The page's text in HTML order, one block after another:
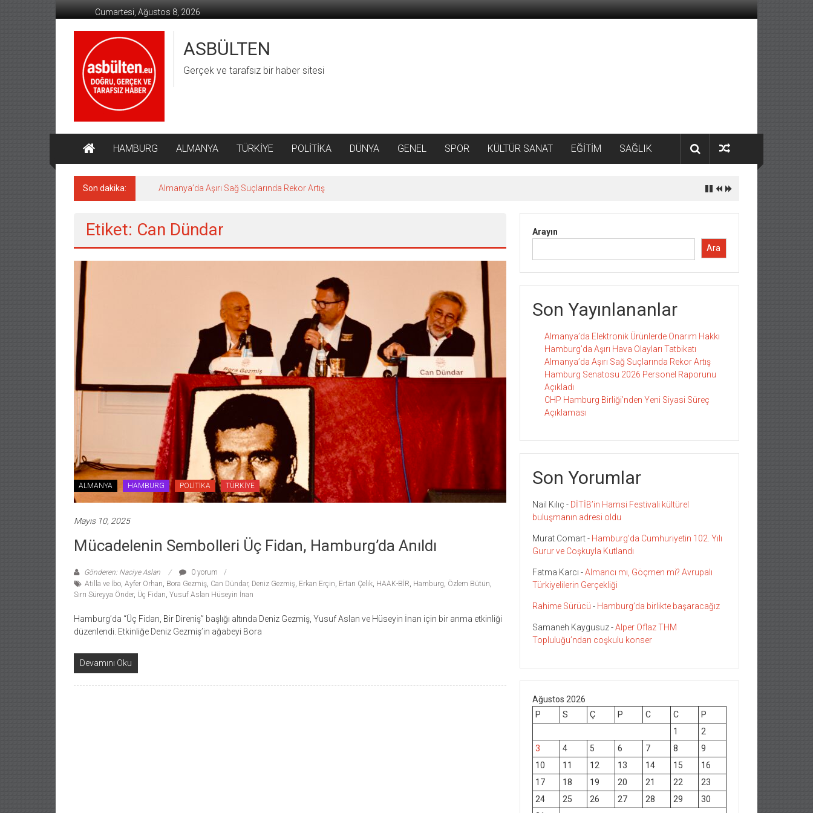
geç
Cumartesi, Ağustos 8, 2026
ASBÜLTEN
Gerçek ve tarafsız bir haber sitesi
HAMBURG ALMANYA TÜRKİYE POLİTİKA DÜNYA GENEL SPOR KÜLTÜR SANAT EĞİTİM SAĞLIK
Son dakika: Almanya’da Aşırı Sağ Suçlarında Rekor Artış
Etiket: Can Dündar
ALMANYA HAMBURG POLİTİKA TÜRKİYE
Mayıs 10, 2025
Mücadelenin Sembolleri Üç Fidan, Hamburg’da Anıldı
Gönderen: Naciye Aslan
0 yorum
Atilla ve İbo, Ayfer Orhan, Bora Gezmiş, Can Dündar, Deniz Gezmiş, Erkan Erçin, Ertan Çelik, HAAK-BİR, Hamburg, Özlem Bütün,
Sırrı Süreyya Önder, Üç Fidan, Yusuf Aslan Hüseyin İnan
Hamburg’da “Üç Fidan, Bir Direniş” başlığı altında Deniz Gezmiş, Yusuf Aslan ve Hüseyin İnan için bir anma etkinliği
düzenlendi. Etkinliğe Deniz Gezmiş’in ağabeyi Bora
Devamını Oku
Arayın
Ara
Son Yayınlananlar
Almanya’da Elektronik Ürünlerde Onarım Hakkı
Hamburg’da Aşırı Hava Olayları Tatbikatı
Almanya’da Aşırı Sağ Suçlarında Rekor Artış
Hamburg Senatosu 2026 Personel Raporunu
Açıkladı
CHP Hamburg Birliği’nden Yeni Siyasi Süreç
Açıklaması
Son Yorumlar
Nail Kılıç - DİTİB’in Hamsi Festivali kültürel
buluşmanın adresi oldu
Murat Comart- Hamburg’da Cumhuriyetin 102. Yılı
Gurur ve Coşkuyla Kutlandı
Fatma Karcı -Almancı mı, Göçmen mi? Avrupalı
Türkiyelilerin Gerçekliği
Rahime Sürücü - Hamburg’da birlikte başaracağız
Samaneh Kaygusuz-Alper Oflaz THM
Topluluğu’ndan coşkulu konser
Ağustos 2026
P
S Ç P C C
P
1
2
3
4 5 6 7 8
9
10
11 12 13 14 15
16
17
18 19 20 21 22
23
24
25 26 27 28 29
30